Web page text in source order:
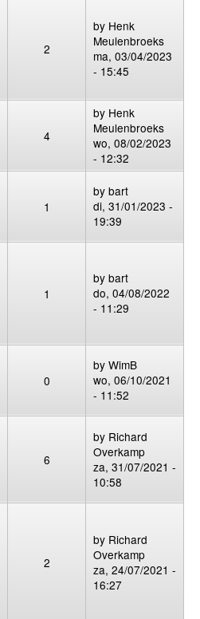
2
by Henk
Meulenbroeks
ma, 03/04/2023
- 15:45
4
by Henk
Meulenbroeks
wo, 08/02/2023
- 12:32
1
by bart
di, 31/01/2023 -
19:39
1
by bart
do, 04/08/2022
- 11:29
0
by WimB
wo, 06/10/2021
- 11:52
6
by Richard
Overkamp
za, 31/07/2021 -
10:58
2
by Richard
Overkamp
za, 24/07/2021 -
16:27